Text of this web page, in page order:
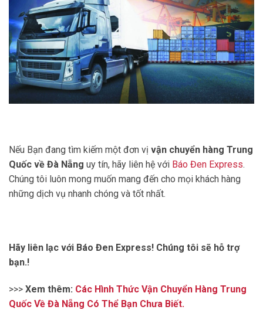
Nếu Bạn đang tìm kiếm một đơn vị vận chuyển hàng Trung
Quốc về Đà Nẵng uy tín, hãy liên hệ với Báo Đen Express.
Chúng tôi luôn mong muốn mang đến cho mọi khách hàng
những dịch vụ nhanh chóng và tốt nhất.
Hãy liên lạc với Báo Đen Express! Chúng tôi sẽ hỗ trợ
bạn.!
>>> Xem thêm: Các Hình Thức Vận Chuyển Hàng Trung
Quốc Về Đà Nẵng Có Thể Bạn Chưa Biết.